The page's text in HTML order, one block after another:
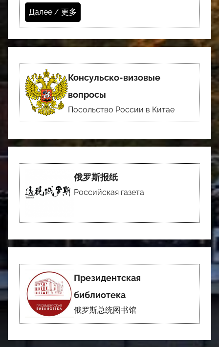
Далее / 更多
Консульско-визовые
вопросы
Посольство России в Китае
俄罗斯报纸
Российская газета
Президентская
библиотека
俄罗斯总统图书馆